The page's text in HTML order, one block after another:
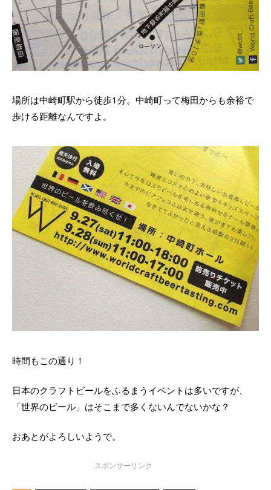
場所は中崎町駅から徒歩1分。中崎町って梅田からも余裕で
歩ける距離なんですよ。
時間もこの通り！
日本のクラフトビールをふるまうイベントは多いですが、
「世界のビール」はそこまで多くないんでないかな？
おあとがよろしいようで。